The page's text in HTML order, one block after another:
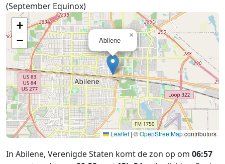
(September Equinox)
Abilene
×
+
−
Leaflet | ©OpenStreetMapcontributors
In Abilene, Verenigde Staten komt de zon op om 06:57